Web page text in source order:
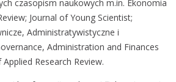
czasopism naukowych m.in. Ekonomia
Journal of Young Scientist;
Administratywistyczne i
Administration and Finances
Research Review.